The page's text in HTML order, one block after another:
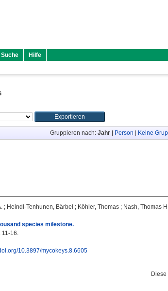
Suche Hilfe
Gruppieren nach: Jahr| Person Keine
; Heindl-Tenhunen, Bärbel ; Köhler, Thomas ; Nash, Thomas H.
species milestone.
11-16.
10.3897/mycokeys.8.6605